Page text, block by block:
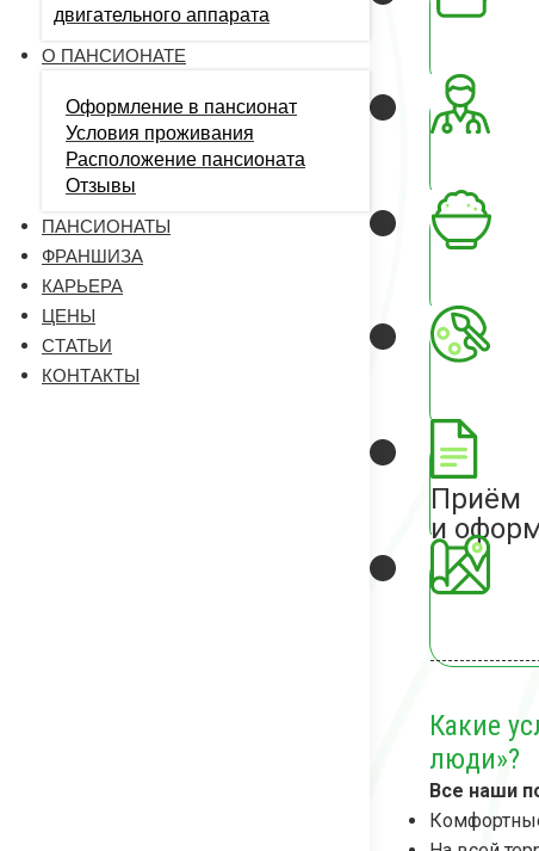
двигательного аппарата
О ПАНСИОНАТЕ
Оформление в пансионат
Условия проживания
Расположение пансионата
Отзывы
ПАНСИОНАТЫ
ФРАНШИЗА
КАРЬЕРА
ЦЕНЫ
СТАТЬИ
КОНТАКТЫ
Приём
и
Какие
люди»?
Все наши